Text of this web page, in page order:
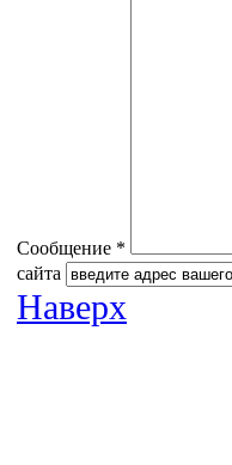
Педагоги
победителями
Сообщение *
сайта
Наверх